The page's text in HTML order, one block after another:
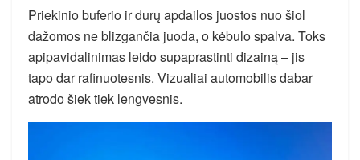
Priekinio buferio ir durų apdailos juostos nuo šiol
dažomos ne blizgančia juoda, o kėbulo spalva. Toks
apipavidalinimas leido supaprastinti dizainą – jis
tapo dar rafinuotesnis. Vizualiai automobilis dabar
atrodo šiek tiek lengvesnis.